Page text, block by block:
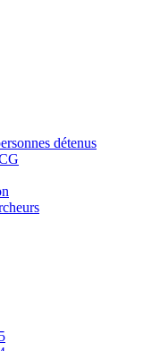
détenus